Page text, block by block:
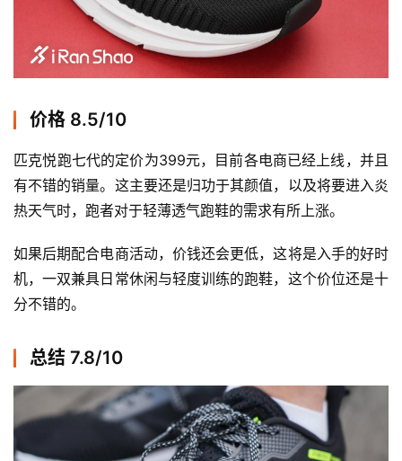
价格 8.5/10
匹克悦跑七代的定价为399元，目前各电商已经上线，并且
有不错的销量。这主要还是归功于其颜值，以及将要进入炎
热天气时，跑者对于轻薄透气跑鞋的需求有所上涨。
如果后期配合电商活动，价钱还会更低，这将是入手的好时
机，一双兼具日常休闲与轻度训练的跑鞋，这个价位还是十
分不错的。
总结 7.8/10